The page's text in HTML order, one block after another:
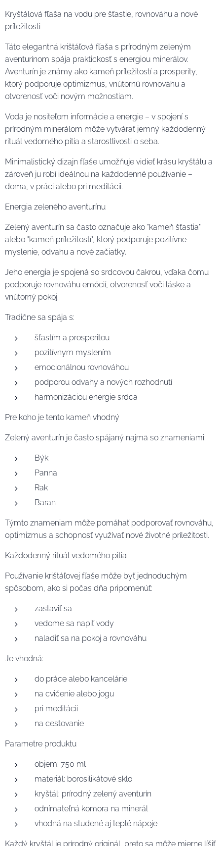
Kryštálová fľaša na vodu pre šťastie, rovnováhu a nové
príležitosti
Táto elegantná krištáľová fľaša s prírodným zeleným
aventurínom spája praktickosť s energiou minerálov.
Aventurín je známy ako kameň príležitostí a prosperity,
ktorý podporuje optimizmus, vnútornú rovnováhu a
otvorenosť voči novým možnostiam.
Voda je nositeľom informácie a energie – v spojení s
prírodným minerálom môže vytvárať jemný každodenný
rituál vedomého pitia a starostlivosti o seba.
Minimalistický dizajn fľaše umožňuje vidieť krásu kryštálu a
zároveň ju robí ideálnou na každodenné používanie –
doma, v práci alebo pri meditácii.
Energia zeleného aventurínu
Zelený aventurín sa často označuje ako "kameň šťastia"
alebo "kameň príležitostí", ktorý podporuje pozitívne
myslenie, odvahu a nové začiatky.
Jeho energia je spojená so srdcovou čakrou, vďaka čomu
podporuje rovnováhu emócií, otvorenosť voči láske a
vnútorný pokoj.
Tradične sa spája s:
šťastím a prosperitou
pozitívnym myslením
emocionálnou rovnováhou
podporou odvahy a nových rozhodnutí
harmonizáciou energie srdca
Pre koho je tento kameň vhodný
Zelený aventurín je často spájaný najmä so znameniami:
Býk
Panna
Rak
Baran
Týmto znameniam môže pomáhať podporovať rovnováhu,
optimizmus a schopnosť využívať nové životné príležitosti.
Každodenný rituál vedomého pitia
Používanie krištáľovej fľaše môže byť jednoduchým
spôsobom, ako si počas dňa pripomenúť:
zastaviť sa
vedome sa napiť vody
naladiť sa na pokoj a rovnováhu
Je vhodná:
do práce alebo kancelárie
na cvičenie alebo jogu
pri meditácii
na cestovanie
Parametre produktu
objem: 750 ml
materiál: borosilikátové sklo
kryštál: prírodný zelený aventurín
odnímateľná komora na minerál
vhodná na studené aj teplé nápoje
Každý kryštál je prírodný originál, preto sa môže mierne líšiť